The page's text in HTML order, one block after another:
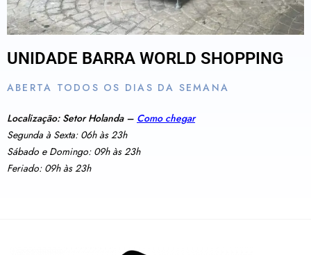
UNIDADE BARRA WORLD SHOPPING
ABERTA TODOS OS DIAS DA SEMANA
Localização: Setor Holanda – Como chegar
Segunda à Sexta: 06h às 23h
Sábado e Domingo: 09h às 23h
Feriado: 09h às 23h